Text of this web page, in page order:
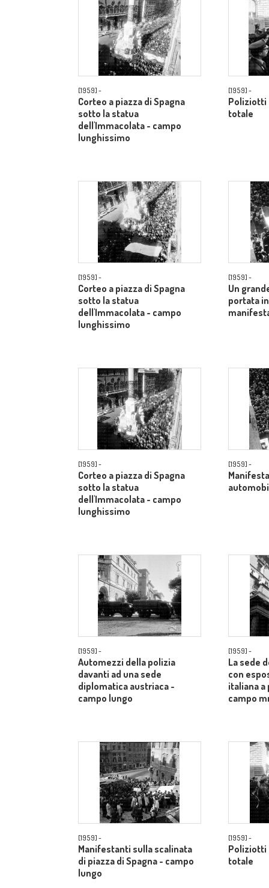
[1959] -
Corteo a piazza di Spagna
sotto la statua
dell'Immacolata - campo
lunghissimo
[1959] -
Poliziotti
totale
[1959] -
Corteo a piazza di Spagna
sotto la statua
dell'Immacolata - campo
lunghissimo
[1959] -
Un
portata
[1959] -
Corteo a piazza di Spagna
sotto la statua
dell'Immacolata - campo
lunghissimo
[1959] -
[1959] -
Automezzi della polizia
davanti ad una sede
diplomatica austriaca -
campo lungo
[1959] -
La sede
con
italiana a
campo
[1959] -
Manifestanti sulla scalinata
di piazza di Spagna - campo
lungo
[1959] -
Poliziotti
totale